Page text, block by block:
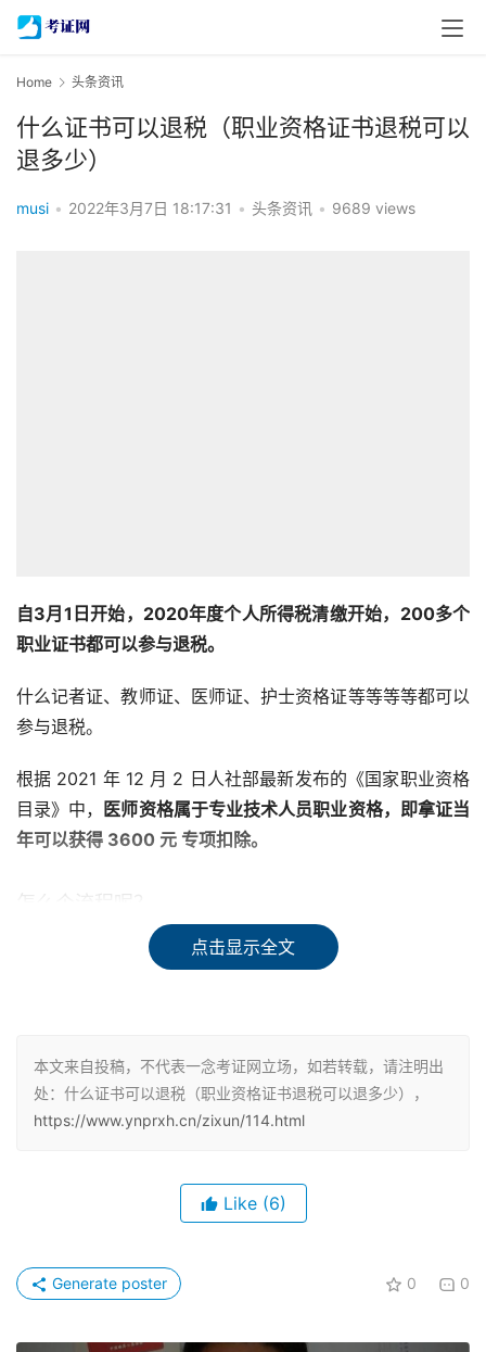
Home 头条资讯
什么证书可以退税（职业资格证书退税可以
退多少）
musi • 2022年3月7日 18:17:31 • 头条资讯 • 9689 views
自3月1日开始，2020年度个人所得税清缴开始，200多个
职业证书都可以参与退税。
什么记者证、教师证、医师证、护士资格证等等等等都可以
参与退税。
根据 2021 年 12 月 2 日人社部最新发布的《国家职业资格
目录》中，
医师资格属于专业技术人员职业资格，即拿证当
年可以获得 3600 元 专项扣除。
个人所得税APP – 我要办税 – 专项附加扣除填报 – 继续教育
值得注意的是，铁铁们在2020年领取的各种证书也可以参
与退税，如果你购买了商业健康险或者是参与了公益捐赠也
可以申报退税。
下大病医疗，只要是不进医保的病，都可以申请退税哟～
点击显示全文
本文来自投稿，不代表一念考证网立场，如若转载，请注明出
处：什么证书可以退税（职业资格证书退税可以退多少），
https://www.ynprxh.cn/zixun/114.html
Like (6)
0 0
Generate poster